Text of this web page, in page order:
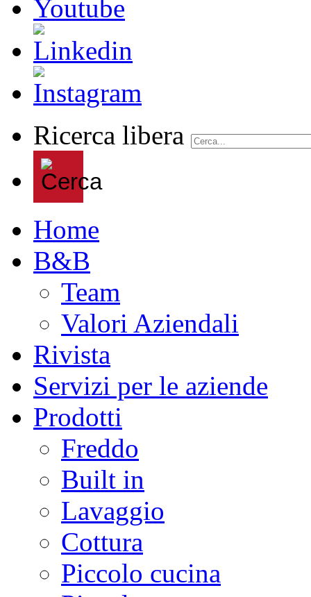
Ricerca libera
Home
B&B
Team
Valori Aziendali
Rivista
Servizi per le aziende
Prodotti
Freddo
Built in
Lavaggio
Cottura
Piccolo cucina